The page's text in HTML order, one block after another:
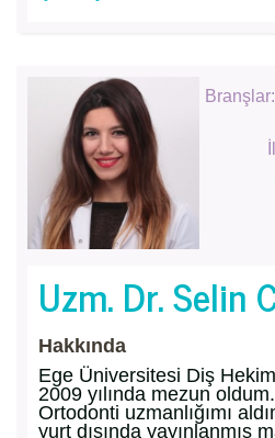
Branşlar:
Uzm. Dr. Selin
Hakkında
Ege Üniversitesi Diş
2009 yılında mezun
Ortodonti uzmanlığımı
yurt dışında yayınlanmış